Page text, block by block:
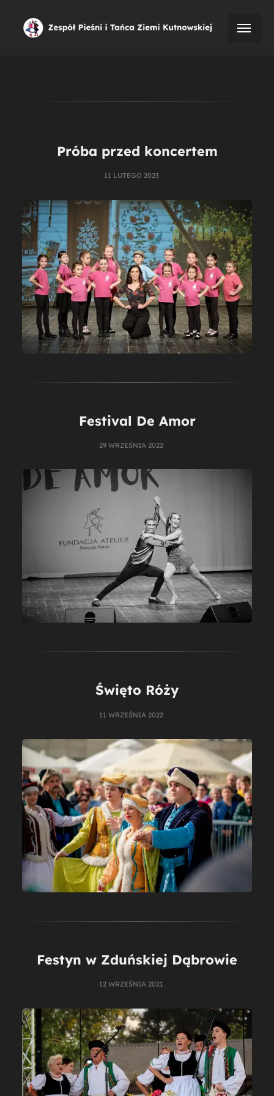
Próba przed koncertem
11 LUTEGO 2023
Festival De Amor
29 WRZEŚNIA 2022
Święto Róży
11 WRZEŚNIA 2022
Festyn w Zduńskiej Dąbrowie
12 WRZEŚNIA 2021